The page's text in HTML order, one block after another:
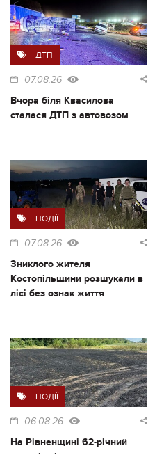
ДТП
07.08.26
Вчора біля Квасилова
сталася ДТП з автовозом
ПОДІЇ
07.08.26
Зниклого жителя
Костопільщини розшукали в
лісі без ознак життя
ПОДІЇ
06.08.26
На Рівненщині 62-річний